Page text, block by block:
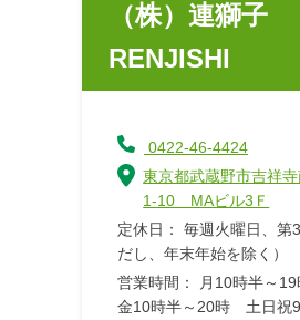
（株）連獅子
RENJISHI
0422-46-4424
東京都武蔵野市吉祥寺
1-10 MAビル3Ｆ
定休日： 毎週火曜日、第
だし、年末年始を除く）
営業時間： 月10時半～
金10時半～20時 土日祝